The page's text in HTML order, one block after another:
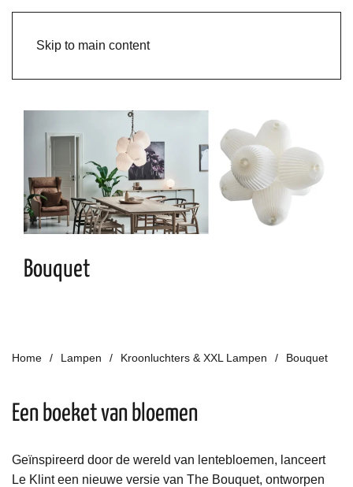
Skip to main content
Bouquet
Home Lampen Kroonluchters & XXL Lampen Bouquet
Een boeket van bloemen
Geïnspireerd door de wereld van lentebloemen, lanceert
Le Klint een nieuwe versie van The Bouquet, ontworpen